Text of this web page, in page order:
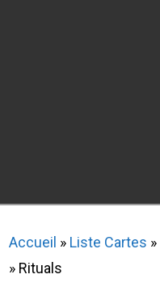
Accueil » Liste Cartes »
» Rituals